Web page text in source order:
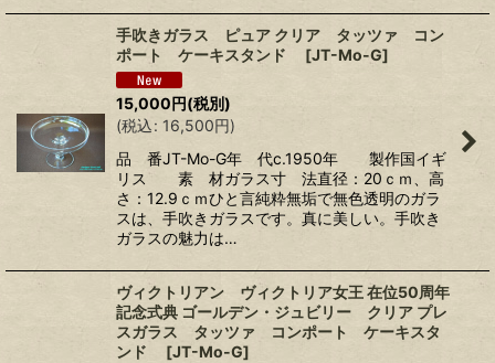
手吹きガラス ピュア クリア タッツァ コン
ポート ケーキスタンド
[JT-Mo-G]
15,000円(税別)
(税込: 16,500円)
品 番JT-Mo-G年 代c.1950年 製作国イギ
リス 素 材ガラス寸 法直径：20ｃｍ、高
さ：12.9ｃｍひと言純粋無垢で無色透明のガラ
スは、手吹きガラスです。真に美しい。手吹き
ガラスの魅力は…
ヴィクトリアン ヴィクトリア女王 在位50周年
記念式典 ゴールデン・ジュビリー クリア プレ
スガラス タッツァ コンポート ケーキスタ
ンド
[JT-Mo-G]